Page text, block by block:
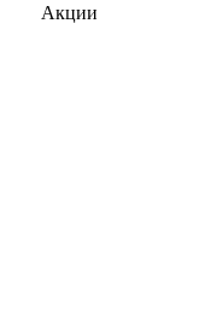
Акции